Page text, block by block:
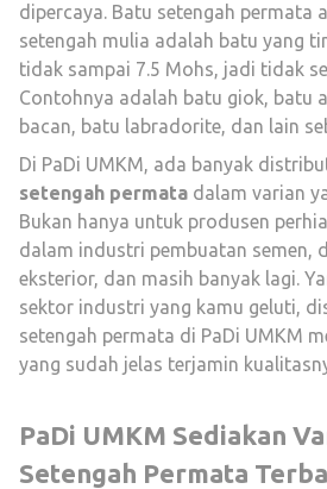
dipercaya. Batu setengah permata
setengah mulia adalah batu yang
tidak sampai 7.5 Mohs, jadi tidak
Contohnya adalah batu giok, batu
bacan, batu labradorite, dan lain
Di PaDi UMKM, ada banyak
setengah permata dalam varian
Bukan hanya untuk produsen
dalam industri pembuatan semen,
eksterior, dan masih banyak lagi.
sektor industri yang kamu geluti,
setengah permata di PaDi UMKM
yang sudah jelas terjamin
PaDi UMKM Sediakan
Setengah Permata